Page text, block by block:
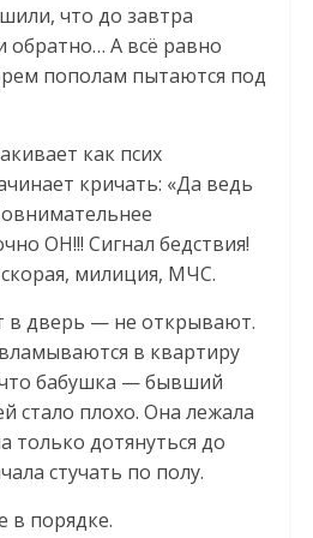
что до завтра
обратно… А всё равно
пополам пытаются под
как псих
кричать: «Да ведь
ОН!!! Сигнал бедствия!
милиция, МЧС.
в дверь — не открывают.
в квартиру
что бабушка — бывший
стало плохо. Она лежала
только дотянуться до
стучать по полу.
в порядке.